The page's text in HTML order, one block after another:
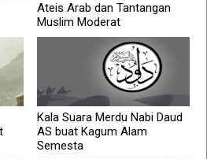
Ateis Arab dan Tantangan
Muslim Moderat
Kala Suara Merdu Nabi Daud
AS buat Kagum Alam
Semesta